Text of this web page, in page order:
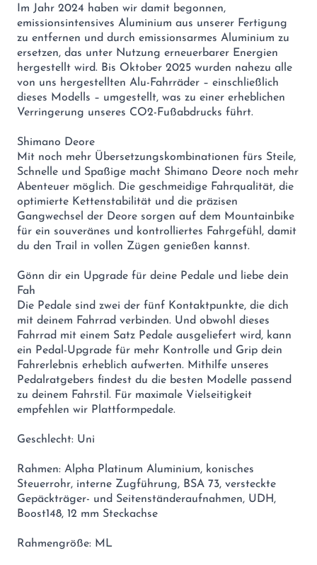
Im Jahr 2024 haben wir damit begonnen,
emissionsintensives Aluminium aus unserer Fertigung
zu entfernen und durch emissionsarmes Aluminium zu
ersetzen, das unter Nutzung erneuerbarer Energien
hergestellt wird. Bis Oktober 2025 wurden nahezu alle
von uns hergestellten Alu-Fahrräder – einschließlich
dieses Modells – umgestellt, was zu einer erheblichen
Verringerung unseres CO2-Fußabdrucks führt.
Shimano Deore
Mit noch mehr Übersetzungskombinationen fürs Steile,
Schnelle und Spaßige macht Shimano Deore noch mehr
Abenteuer möglich. Die geschmeidige Fahrqualität, die
optimierte Kettenstabilität und die präzisen
Gangwechsel der Deore sorgen auf dem Mountainbike
für ein souveränes und kontrolliertes Fahrgefühl, damit
du den Trail in vollen Zügen genießen kannst.
Gönn dir ein Upgrade für deine Pedale und liebe dein
Fah
Die Pedale sind zwei der fünf Kontaktpunkte, die dich
mit deinem Fahrrad verbinden. Und obwohl dieses
Fahrrad mit einem Satz Pedale ausgeliefert wird, kann
ein Pedal-Upgrade für mehr Kontrolle und Grip dein
Fahrerlebnis erheblich aufwerten. Mithilfe unseres
Pedalratgebers findest du die besten Modelle passend
zu deinem Fahrstil. Für maximale Vielseitigkeit
empfehlen wir Plattformpedale.
Geschlecht: Uni
Rahmen: Alpha Platinum Aluminium, konisches
Steuerrohr, interne Zugführung, BSA 73, versteckte
Gepäckträger- und Seitenständeraufnahmen, UDH,
Boost148, 12 mm Steckachse
Rahmengröße: ML